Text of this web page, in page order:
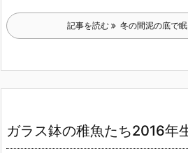
記事を読む 冬の間泥の底で
ガラス鉢の稚魚たち2016年